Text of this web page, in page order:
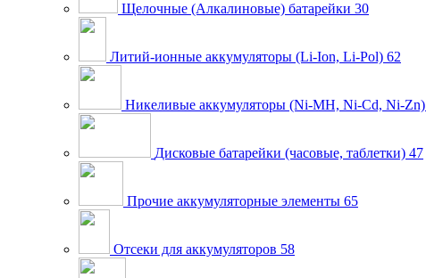
Щелочные (Алкалиновые) батарейки 30
Литий-ионные аккумуляторы (Li-Ion, Li-Pol) 62
Никеливые аккумуляторы (Ni-MH, Ni-Cd, Ni-Zn)
Дисковые батарейки (часовые, таблетки) 47
Прочие аккумуляторные элементы 65
Отсеки для аккумуляторов 58